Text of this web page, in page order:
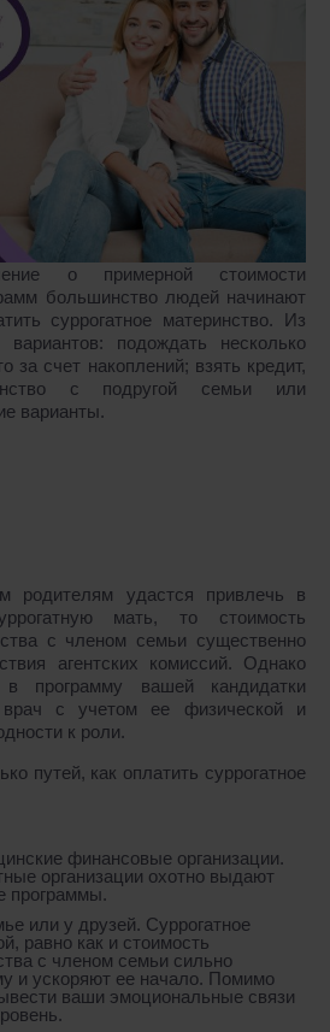
о примерной стоимости
большинство людей начинают
суррогатное материнство. Из
подождать несколько
за счет накоплений; взять кредит,
с подругой семьи или
и другие варианты.
родителям удастся привлечь в
мать, то стоимость
с членом семьи существенно
агентских комиссий. Однако
программу вашей кандидатки
с учетом ее физической и
к роли.
путей, как оплатить суррогатное
финансовые организации.
организации охотно выдают
программы.
или у друзей. Суррогатное
равно как и стоимость
с членом семьи сильно
и ускоряют ее начало. Помимо
ваши эмоциональные связи